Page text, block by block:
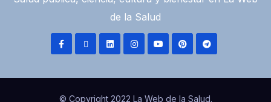
de la Salud
© Copyright 2022 La Web de la Salud.